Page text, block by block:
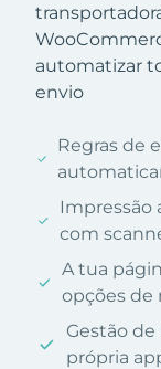
automatizar
envio
Regras de
Impressão
com
A tua
opções
Gestão
própria